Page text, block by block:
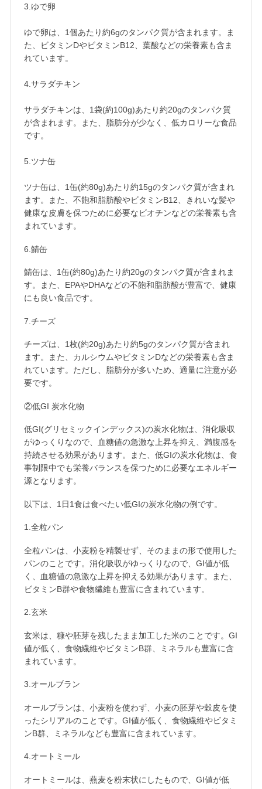
3.ゆで卵
ゆで卵は、1個あたり約6gのタンパク質が含まれます。ま
た、ビタミンDやビタミンB12、葉酸などの栄養素も含ま
れています。
4.サラダチキン
サラダチキンは、1袋(約100g)あたり約20gのタンパク質
が含まれます。また、脂肪分が少なく、低カロリーな食品
です。
5.ツナ缶
ツナ缶は、1缶(約80g)あたり約15gのタンパク質が含まれ
ます。また、不飽和脂肪酸やビタミンB12、
きれいな髪や
健康な皮膚を保つために必要なビオチンなどの栄養素も含
まれています。
6.鯖缶
鯖缶は、1缶(約80g)あたり約20gのタンパク質が含まれま
す。また、EPAやDHAなどの不飽和脂肪酸が豊富で、健康
にも良い食品です。
7.チーズ
チーズは、1枚(約20g)あたり約5gのタンパク質が含まれ
ます。また、カルシウムやビタミンDなどの栄養素も含ま
れています。ただし、脂肪分が多いため、適量に注意が必
要です。
②低GI 炭水化物
低GI(グリセミックインデックス)の炭水化物は、消化吸収
がゆっくりなので、血糖値の急激な上昇を抑え、満腹感を
持続させる効果があります。また、低GIの炭水化物は、食
事制限中でも栄養バランスを保つために必要なエネルギー
源となります。
以下は、1日1食は食べたい低GIの炭水化物の例です。
1.全粒パン
全粒パンは、小麦粉を精製せず、そのままの形で使用した
パンのことです。消化吸収がゆっくりなので、GI値が低
く、血糖値の急激な上昇を抑える効果があります。また、
ビタミンB群や食物繊維も豊富に含まれています。
2.玄米
玄米は、糠や胚芽を残したまま加工した米のことです。GI
値が低く、食物繊維やビタミンB群、ミネラルも豊富に含
まれています。
3.オールブラン
オールブランは、小麦粉を使わず、小麦の胚芽や穀皮を使
ったシリアルのことです。GI値が低く、食物繊維やビタミ
ンB群、ミネラルなども豊富に含まれています。
4.オートミール
オートミールは、燕麦を粉末状にしたもので、GI値が低